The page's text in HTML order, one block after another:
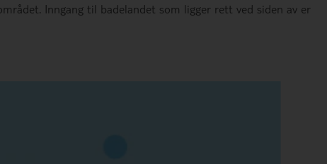
Inngang til badelandet som ligger rett ved siden av er